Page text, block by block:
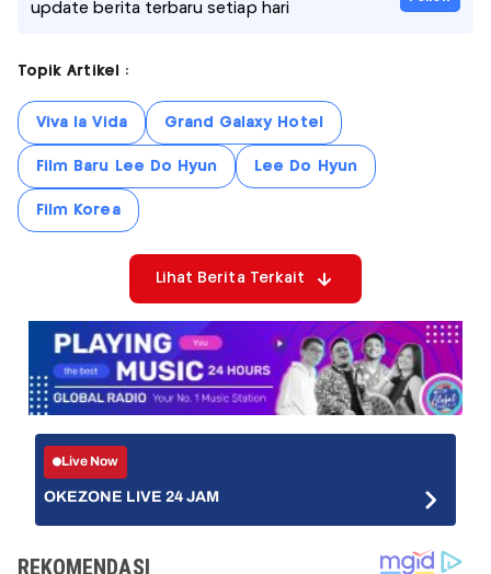
update berita terbaru setiap hari
Topik Artikel :
Viva la Vida Grand Galaxy Hotel
Film Baru Lee Do Hyun Lee Do Hyun
Film Korea
Lihat Berita Terkait
Live Now
OKEZONE LIVE 24 JAM